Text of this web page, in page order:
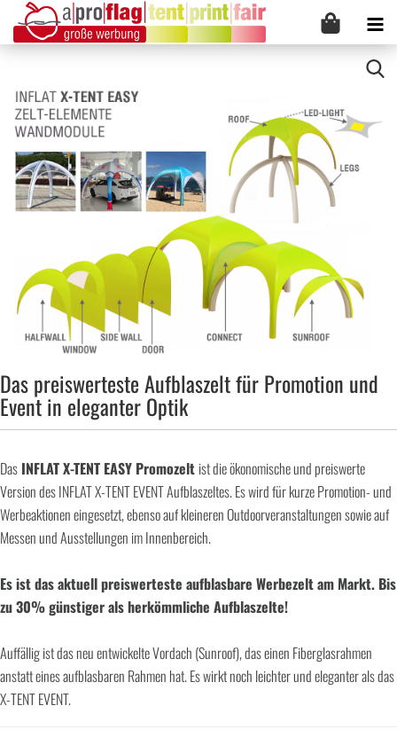
Das preiswerteste Aufblaszelt für Promotion und
Event in eleganter Optik
Das INFLAT X-TENT EASY Promozelt ist die ökonomische und preiswerte
Version des INFLAT X-TENT EVENT Aufblaszeltes. Es wird für kurze Promotion- und
Werbeaktionen eingesetzt, ebenso auf kleineren Outdoorveranstaltungen sowie auf
Messen und Ausstellungen im Innenbereich.
Es ist das aktuell preiswerteste aufblasbare Werbezelt am Markt. Bis
zu 30% günstiger als herkömmliche Aufblaszelte!
Auffällig ist das neu entwickelte Vordach (Sunroof), das einen Fiberglasrahmen
anstatt eines aufblasbaren Rahmen hat. Es wirkt noch leichter und eleganter als das
X-TENT EVENT.